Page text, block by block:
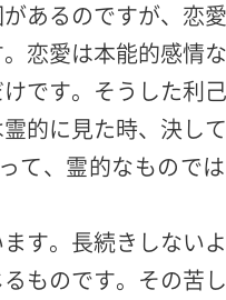
あるのですが、恋
恋愛は本能的感情
です。そうした利
的に見た時、決し
て、霊的なもので
す。長続きしない
ものです。その苦